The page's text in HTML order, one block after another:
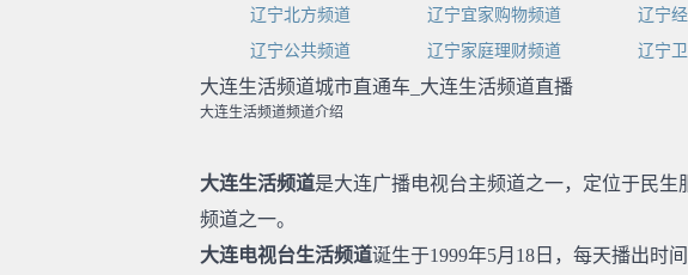
辽宁北方频道
辽宁宜家购物频道 辽宁
辽宁公共频道
辽宁家庭理财频道 辽宁
大连生活频道城市直通车_大连生活频道直播
大连生活频道频道介绍
大连生活频道是大连广播电视台主频道之一，定位于民
频道之一。
大连电视台生活频道诞生于1999年5月18日，每天播出时